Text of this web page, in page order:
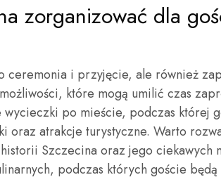
zorganizować dla
ceremonia i przyjęcie, ale również
które mogą umilić czas
wycieczki po mieście, podczas której
oraz atrakcje turystyczne. Warto
Szczecina oraz jego ciekawych
podczas których goście